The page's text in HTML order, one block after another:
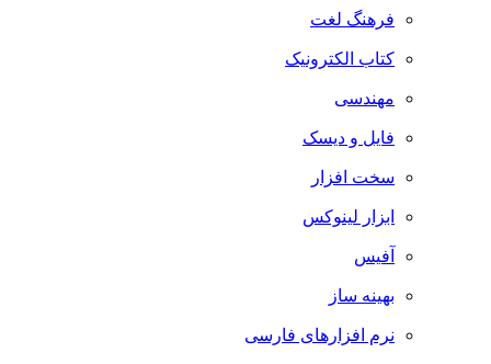
فرهنگ لغت
کتاب الکترونیک
مهندسی
فایل و دیسک
سخت افزار
ابزار لینوکس
آفیس
بهینه ساز
نرم افزارهای فارسی